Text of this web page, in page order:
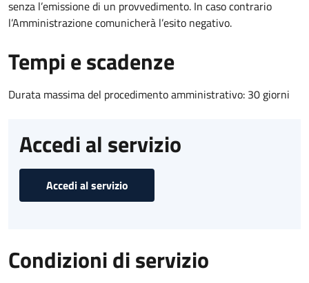
senza l’emissione di un provvedimento. In caso contrario
l’Amministrazione comunicherà l’esito negativo.
Tempi e scadenze
Durata massima del procedimento amministrativo: 30 giorni
Accedi al servizio
Accedi al servizio
Condizioni di servizio